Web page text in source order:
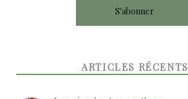
ARTICLES RÉCENTS